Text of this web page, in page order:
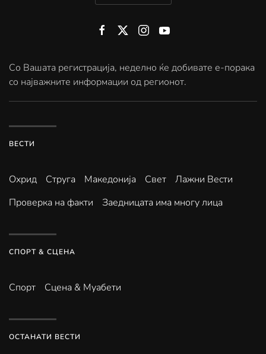
Со Вашата регистрација, неделно ќе добивате е-порака
со најважните информации од регионот.
ВЕСТИ
Охрид Струга Македонија Свет
Лажни Вести
Проверка на факти
Заедницата има многу лица
СПОРТ & СЦЕНА
Спорт Сцена & Муабети
ОСТАНАТИ ВЕСТИ